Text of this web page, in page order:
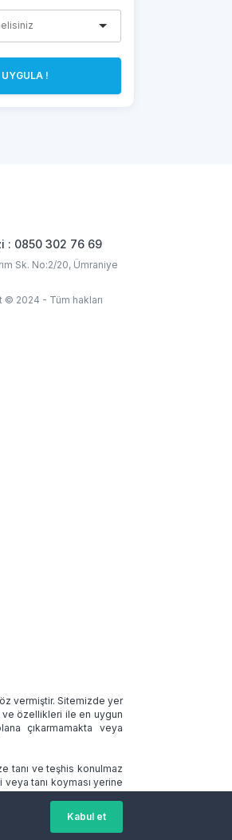
UYGULA !
Kabul et
: 0850 302 76 69
Sk. No:2/20, Ümraniye
2024 - Tüm hakları
vermiştir. Sitemizde yer
ve özellikleri ile en uygun
çıkarmamakta veya
tanı ve teşhis konulmaz
tanı koyması yerine